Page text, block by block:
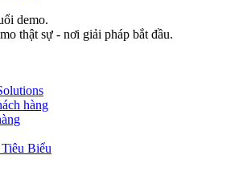
demo.
thật sự - nơi giải pháp bắt đầu.
hàng
Biểu